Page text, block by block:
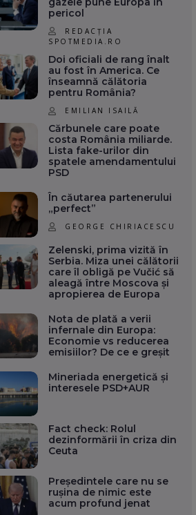
pericol
REDACȚIA
SPOTMEDIA.RO
Doi oficiali de rang înalt
au fost în America. Ce
înseamnă călătoria
pentru România?
EMILIAN ISAILĂ
Cărbunele care poate
costa România miliarde.
Lista fake-urilor din
spatele amendamentului
PSD
În căutarea partenerului
„perfect”
GEORGE CHIRIACESCU
Zelenski, prima vizită în
Serbia. Miza unei călătorii
care îl obligă pe Vučić să
aleagă între Moscova și
apropierea de Europa
Nota de plată a verii
infernale din Europa:
Economie vs reducerea
emisiilor? De ce e greșit
Mineriada energetică și
interesele PSD+AUR
Fact check: Rolul
dezinformării în criza din
Ceuta
Președintele care nu se
rușina de nimic este
acum profund jenat